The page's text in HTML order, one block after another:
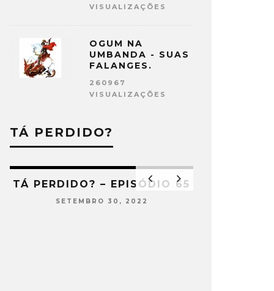
VISUALIZAÇÕES
OGUM NA
UMBANDA - SUAS
FALANGES.
260967
VISUALIZAÇÕES
TÁ PERDIDO?
TÁ PERDIDO? – EPISÓDIO 65
SETEMBRO 30, 2022